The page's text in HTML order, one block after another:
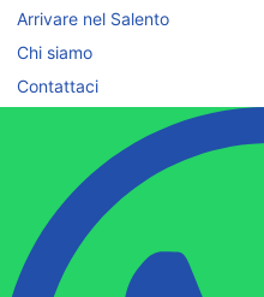
Arrivare nel Salento
Chi siamo
Contattaci